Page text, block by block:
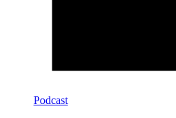
Podcast